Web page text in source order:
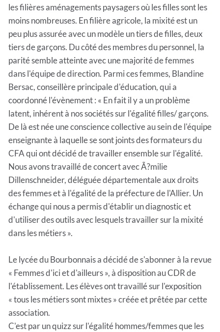
les filières aménagements paysagers où les filles sont les
moins nombreuses. En filière agricole, la mixité est un
peu plus assurée avec un modèle un tiers de filles, deux
tiers de garçons. Du côté des membres du personnel, la
parité semble atteinte avec une majorité de femmes
dans l'équipe de direction. Parmi ces femmes, Blandine
Bersac, conseillère principale d'éducation, qui a
coordonné l'évènement : « En fait il y a un problème
latent, inhérent à nos sociétés sur l'égalité filles/ garçons.
De là est née une conscience collective au sein de l'équipe
enseignante à laquelle se sont joints des formateurs du
CFA qui ont décidé de travailler ensemble sur l'égalité.
Nous avons travaillé de concert avec Ã?milie
Dillenschneider, déléguée départementale aux droits
des femmes et à l'égalité de la préfecture de l'Allier. Un
échange qui nous a permis d'établir un diagnostic et
d'utiliser des outils avec lesquels travailler sur la mixité
dans les métiers ».
Le lycée du Bourbonnais a décidé de s'abonner à la revue
« Femmes d'ici et d'ailleurs », à disposition au CDR de
l'établissement. Les élèves ont travaillé sur l'exposition
« tous les métiers sont mixtes » créée et prêtée par cette
association.
C'est par un quizz sur l'égalité hommes/femmes que les